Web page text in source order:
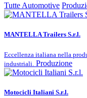
Tutte Automotive
MANTELLA Trailers S.r.l.
Eccellenza italiana nella
industriali. Produzione
Motocicli Italiani S.r.l.